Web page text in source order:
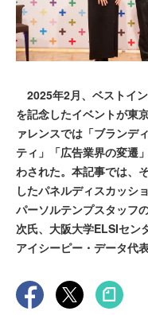
2025年2月、ベストイ
を記念したイベントが東
ァレンスでは「ブランデ
ティ」「広告業界の変遷
わされた。本記事では、
したパネルディスカッシ
パーソルテンプスタッフ
次氏、大阪大学ELSIセン
アイシーピー・データ代